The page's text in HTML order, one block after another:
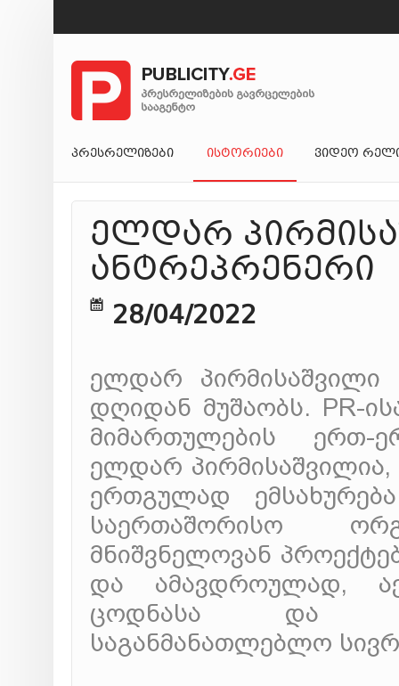
ᲞᲠᲔᲡᲠᲔᲚᲘᲖᲔᲑᲘ ᲘᲡᲢᲝᲠᲘᲔᲑᲘ ᲕᲘᲓᲔᲝ
ელდარ
ანტრეპრენერი
28/04/2022
ელდარ პირმისაშვილი
დღიდან მუშაობს. PR-
მიმართულების ერთ-
ელდარ
ერთგულად
საერთაშორისო
მნიშვნელოვან
და ამავდროულად,
ცოდნასა და
საგანმანათლებლო